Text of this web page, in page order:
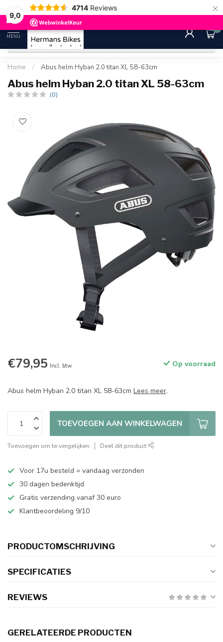
9,0
4714 Reviews ×
30 dagen bedenktijd Gratis
MENU
0
Home / Abus helm Hyban 2.0 titan XL 58-63cm
Abus helm Hyban 2.0 titan XL 58-63cm
(0)
€79,95 Incl. btw Op voorraad
Abus helm Hyban 2.0 titan XL 58-63cm Lees meer.
TOEVOEGEN AAN WINKELWAGEN
Toevoegen om te vergelijken Deel dit product
Voor 17u besteld = vandaag verzonden
30 dagen bedenktijd
Gratis verzending vanaf 30 euro
Klantbeoordeling 9/10
PRODUCTOMSCHRIJVING
SPECIFICATIES
REVIEWS
GERELATEERDE PRODUCTEN